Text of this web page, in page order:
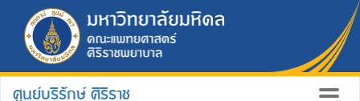
ศูนย์บริรักษ์ ศิริราช